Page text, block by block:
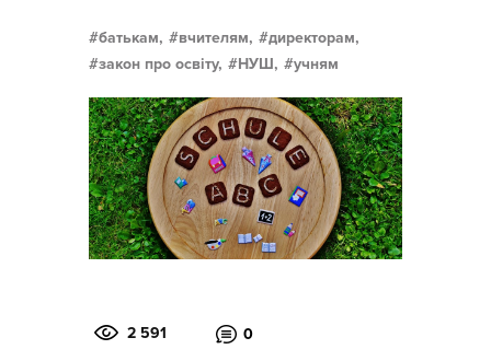
батькам, вчителям,
директорам,
закон про освіту,
НУШ, учням
2 591 0